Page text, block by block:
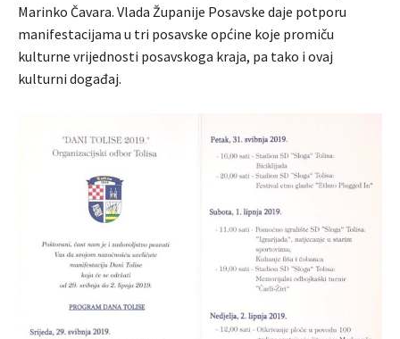
Marinko Čavara. Vlada Županije Posavske daje potporu
manifestacijama u tri posavske općine koje promiču
kulturne vrijednosti posavskoga kraja, pa tako i ovaj
kulturni događaj.